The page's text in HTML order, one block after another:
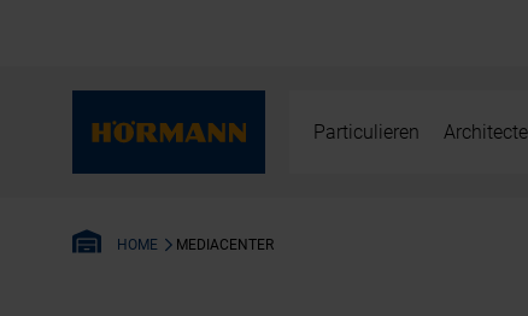
Particulieren
HOME MEDIACENTER